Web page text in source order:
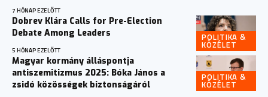
7 HÓNAP EZELŐTT
POLITIKA &
KÖZÉLET
Dobrev Klára Calls for Pre-Election
Debate Among Leaders
5 HÓNAP EZELŐTT
POLITIKA &
KÖZÉLET
Magyar kormány álláspontja
antiszemitizmus 2025: Bóka János a
zsidó közösségek biztonságáról